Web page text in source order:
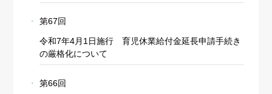
第67回
令和7年4月1日施行 育児休業給付金延長申請手続き
の厳格化について
第66回